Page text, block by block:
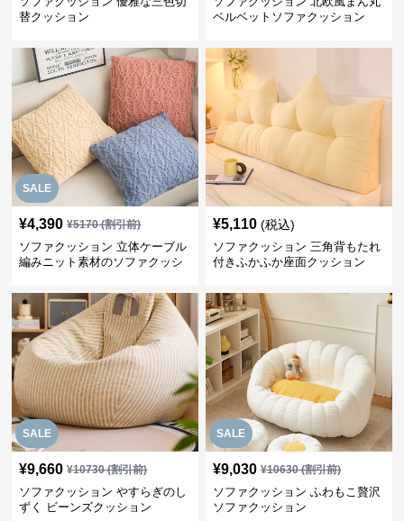
替クッション
ベルベットソファクッション
SALE
¥4,390 ¥5170(割引前)
ソファクッション 立体ケーブル
編みニット素材のソファクッシ
¥5,110 (税込)
ソファクッション 三角背もたれ
付きふかふか座面クッション
SALE
¥9,660 ¥10730(割引前)
ソファクッション やすらぎのし
ずく ビーンズクッション
SALE
¥9,030 ¥10630(割引前)
ソファクッション ふわもこ贅沢
ソファクッション